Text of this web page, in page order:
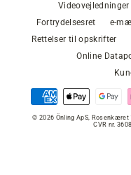
Fortrydelsesret
e-
Rettelser til opskrifter
Online
© 2026 Önling ApS, Rosenkæret
CVR nr.